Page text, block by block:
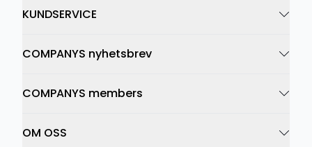
KUNDSERVICE
COMPANYS nyhetsbrev
COMPANYS members
OM OSS